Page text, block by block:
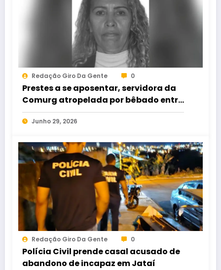
Redação Giro Da Gente 0
Prestes a se aposentar, servidora da
Comurg atropelada por bêbado entra
em protocolo de morte encefálica
Junho 29, 2026
Redação Giro Da Gente 0
Polícia Civil prende casal acusado de
abandono de incapaz em Jataí